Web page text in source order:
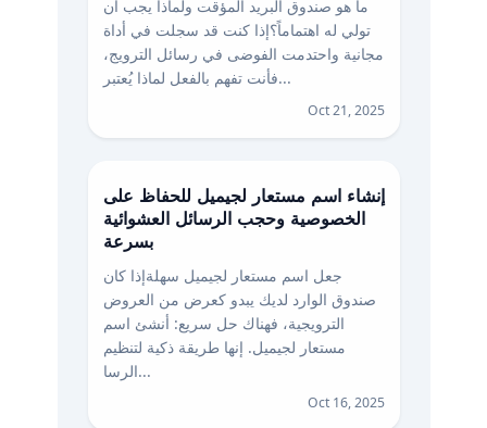
ما هو صندوق البريد المؤقت ولماذا يجب أن
تولي له اهتماماً؟إذا كنت قد سجلت في أداة
مجانية واحتدمت الفوضى في رسائل الترويج،
فأنت تفهم بالفعل لماذا يُعتبر...
Oct 21, 2025
إنشاء اسم مستعار لجيميل للحفاظ على
الخصوصية وحجب الرسائل العشوائية
بسرعة
جعل اسم مستعار لجيميل سهلةإذا كان
صندوق الوارد لديك يبدو كعرض من العروض
الترويجية، فهناك حل سريع: أنشئ اسم
مستعار لجيميل. إنها طريقة ذكية لتنظيم
الرسا...
Oct 16, 2025